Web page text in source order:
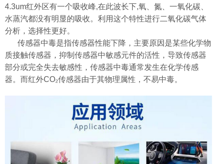
4.3um红外区有一个吸收峰,在此波长下,氧、氮、一氧化碳、
水蒸汽都没有明显的吸收。利用这个特性进行二氧化碳气体
分析，选择性更好。
传感器中毒是指传感器性能下降，主要原因是某些化学物
质接触传感器，抑制传感器中敏感元件的活性，导致传感器
部分或完全失去敏感性，传感器中毒通常发生在化学传感
器。而红外CO₂传感器由于其物理属性，不易中毒。